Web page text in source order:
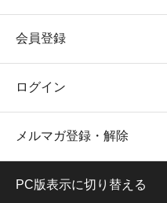
会員登録
ログイン
メルマガ登録・解除
PC版表示に切り替える